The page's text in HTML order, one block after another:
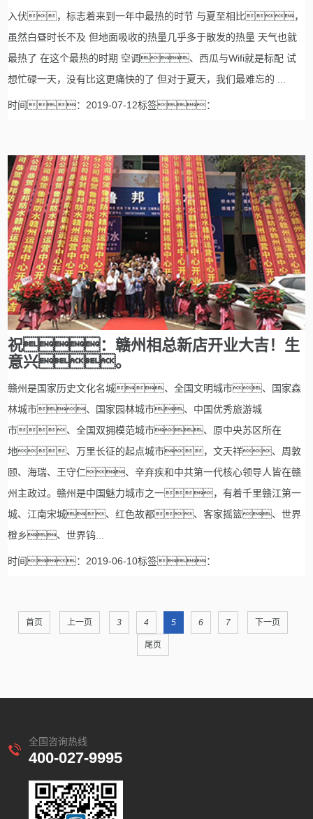
入伏，标志着来到一年中最热的时节 与夏至相比，
虽然白昼时长不及 但地面吸收的热量几乎多于散发的热量 天气也就
最热了 在这个最热的时期 空调、西瓜与Wifi就是标配 试
想忙碌一天，没有比这更痛快的了 但对于夏天，我们最难忘的 ...
时间：2019-07-12标签：
祝：赣州相总新店开业大吉！生
意兴。
赣州是国家历史文化名城、全国文明城市、国家森
林城市、国家园林城市、中国优秀旅游城
市、全国双拥模范城市、原中央苏区所在
地、万里长征的起点城市，文天祥、周敦
颐、海瑞、王守仁、辛弃疾和中共第一代核心领导人皆在赣
州主政过。赣州是中国魅力城市之一，有着千里赣江第一
城、江南宋城、红色故都、客家摇篮、世界
橙乡、世界钨...
时间：2019-06-10标签：
首页 上一页 3 4 5 6 7 下一页
尾页
全国咨询热线
400-027-9995